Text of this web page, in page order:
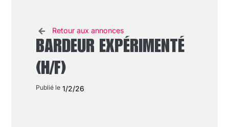
Retour aux annonces
BARDEUR EXPÉRIMENTÉ
(H/F)
Publié le 1/2/26